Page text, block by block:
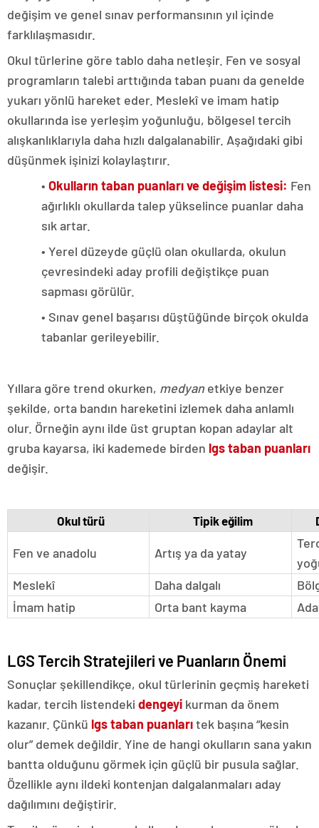
değişim ve genel sınav performansının yıl içinde
farklılaşmasıdır.
Okul türlerine göre tablo daha netleşir. Fen ve sosyal
programların talebi arttığında taban puanı da genelde
yukarı yönlü hareket eder. Meslekî ve imam hatip
okullarında ise yerleşim yoğunluğu, bölgesel tercih
alışkanlıklarıyla daha hızlı dalgalanabilir. Aşağıdaki gibi
düşünmek işinizi kolaylaştırır.
• Okulların taban puanları ve değişim listesi: Fen
ağırlıklı okullarda talep yükselince puanlar daha
sık artar.
• Yerel düzeyde güçlü olan okullarda, okulun
çevresindeki aday profili değiştikçe puan
sapması görülür.
• Sınav genel başarısı düştüğünde birçok okulda
tabanlar gerileyebilir.
Yıllara göre trend okurken, medyan etkiye benzer
şekilde, orta bandın hareketini izlemek daha anlamlı
olur. Örneğin aynı ilde üst gruptan kopan adaylar alt
gruba kayarsa, iki kademede birden lgs taban puanları
değişir.
Okul türü Tipik eğilim
Fen ve anadolu Artış ya da yatay
Meslekî
Daha dalgalı
İmam hatip
Orta bant kayma
LGS Tercih Stratejileri ve Puanların Önemi
Sonuçlar şekillendikçe, okul türlerinin geçmiş hareketi
kadar, tercih listendeki dengeyi kurman da önem
kazanır. Çünkü lgs taban puanlarıtek başına “kesin
olur” demek değildir. Yine de hangi okulların sana yakın
bantta olduğunu görmek için güçlü bir pusula sağlar.
Özellikle aynı ildeki kontenjan dalgalanmaları aday
dağılımını değiştirir.